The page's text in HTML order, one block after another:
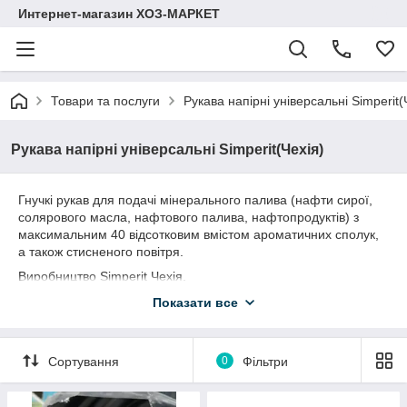
Интернет-магазин ХОЗ-МАРКЕТ
Товари та послуги Рукава напірні універсальні
Рукава напірні універсальні Simperit(Чехія)
Гнучкі рукав для подачі мінерального палива (нафти сирої,
солярового масла, нафтового палива, нафтопродуктів) з
максимальним 40 відсотковим вмістом ароматичних сполук,
а також стисненого повітря.
Виробництво Simperit Чехія.
РУКАВ НАПІРНИЙ МБС 10Х3,5-1.0 50М ГЛАДКИЙ (TUC 10
РУКАВ НАПІРНИЙ МБС 12Х3,5-1.0 50М ГЛАДКИЙ (TUC 10
SIMPLEX )
РУКАВ НАПІРНИЙ МБС 13Х3,5-1.0 50М ГЛАДКИЙ (TUC 10
SIMPLEX )
Показати все
Сортування 0 Фільтри